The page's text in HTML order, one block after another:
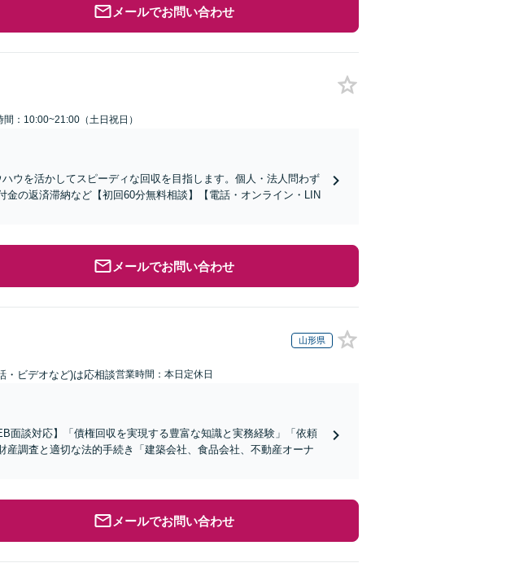
メールでお問い合わせ
間：10:00~21:00（土日祝日）
ウを活かしてスピーディな回収を目指します。個人・法人問わず
の返済滞納など【初回60分無料相談】【電話・オンライン・LIN
メールでお問い合わせ
山形県
・ビデオなど)は応相談営業時間：本日定休日
面談対応】「債権回収を実現する豊富な知識と実務経験」「依頼
調査と適切な法的手続き「建築会社、食品会社、不動産オーナ
メールでお問い合わせ